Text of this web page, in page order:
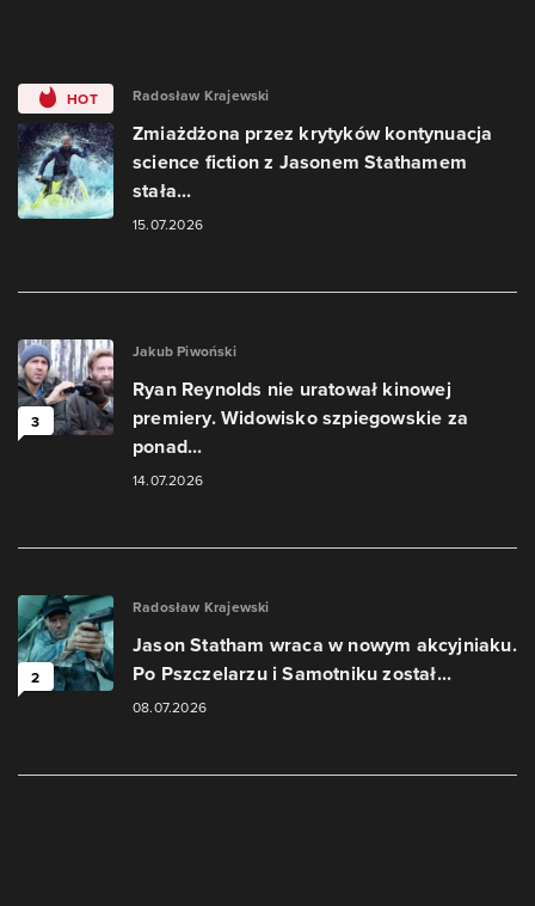
HOT Radosław Krajewski
Zmiażdżona przez krytyków kontynuacja
science fiction z Jasonem Stathamem
stała...
15.07.2026
3
Jakub Piwoński
Ryan Reynolds nie uratował kinowej
premiery. Widowisko szpiegowskie za
ponad...
14.07.2026
2
Radosław Krajewski
Jason Statham wraca w nowym akcyjniaku.
Po Pszczelarzu i Samotniku został...
08.07.2026